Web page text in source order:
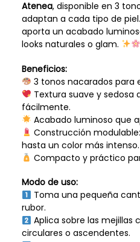
Atenea, disponible en 3
adaptan a cada tipo de
aporta un acabado
looks naturales o glam.
Beneficios:
3 tonos nacarados para
Textura suave y sedosa
fácilmente.
Acabado luminoso que
Construcción
hasta un color más intenso.
Compacto y práctico
Modo de uso:
Toma una pequeña
rubor.
Aplica sobre las mejillas
circulares o ascendentes.